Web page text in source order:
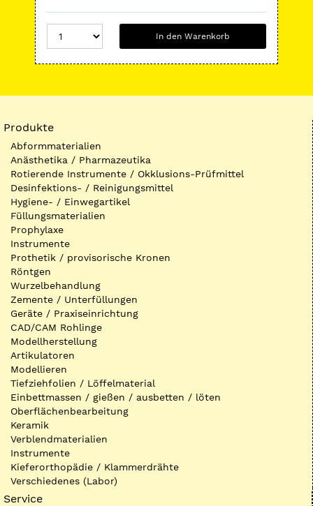
In den Warenkorb
Produkte
Abformmaterialien
Anästhetika / Pharmazeutika
Rotierende Instrumente / Okklusions-Prüfmittel
Desinfektions- / Reinigungsmittel
Hygiene- / Einwegartikel
Füllungsmaterialien
Prophylaxe
Instrumente
Prothetik / provisorische Kronen
Röntgen
Wurzelbehandlung
Zemente / Unterfüllungen
Geräte / Praxiseinrichtung
CAD/CAM Rohlinge
Modellherstellung
Artikulatoren
Modellieren
Tiefziehfolien / Löffelmaterial
Einbettmassen / gießen / ausbetten / löten
Oberflächenbearbeitung
Keramik
Verblendmaterialien
Instrumente
Kieferorthopädie / Klammerdrähte
Verschiedenes (Labor)
Service